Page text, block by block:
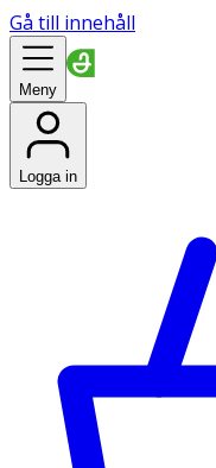
Gå till innehåll
Meny
Logga in